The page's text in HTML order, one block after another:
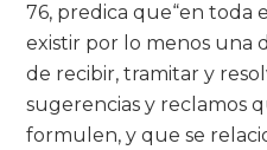
76, predica que“en toda
existir por lo menos una
de recibir, tramitar y
sugerencias y reclamos
formulen, y que se